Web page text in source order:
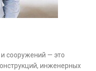
сооружений — это
инженерных